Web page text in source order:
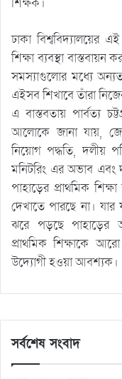
শিক্ষক।
ঢাকা বিশ্ববিদ্যালয়ের
শিক্ষা ব্যবস্থা
সমস্যাগুলোর মধ্যে
এইসব শিখাবে তাঁরা
এ বাস্তবতায় পার্বত্য
আলোকে জানা যায়,
নিয়োগ পদ্ধতি, দলীয়
মনিটরিং এর অভাব এবং
পাহাড়ের প্রাথমিক
দেখাতে পারছে না।
ঝরে পড়ছে পাহাড়ের
প্রাথমিক শিক্ষাকে
উদ্যোগী হওয়া আবশ্যক।
সর্বশেষ সংবাদ